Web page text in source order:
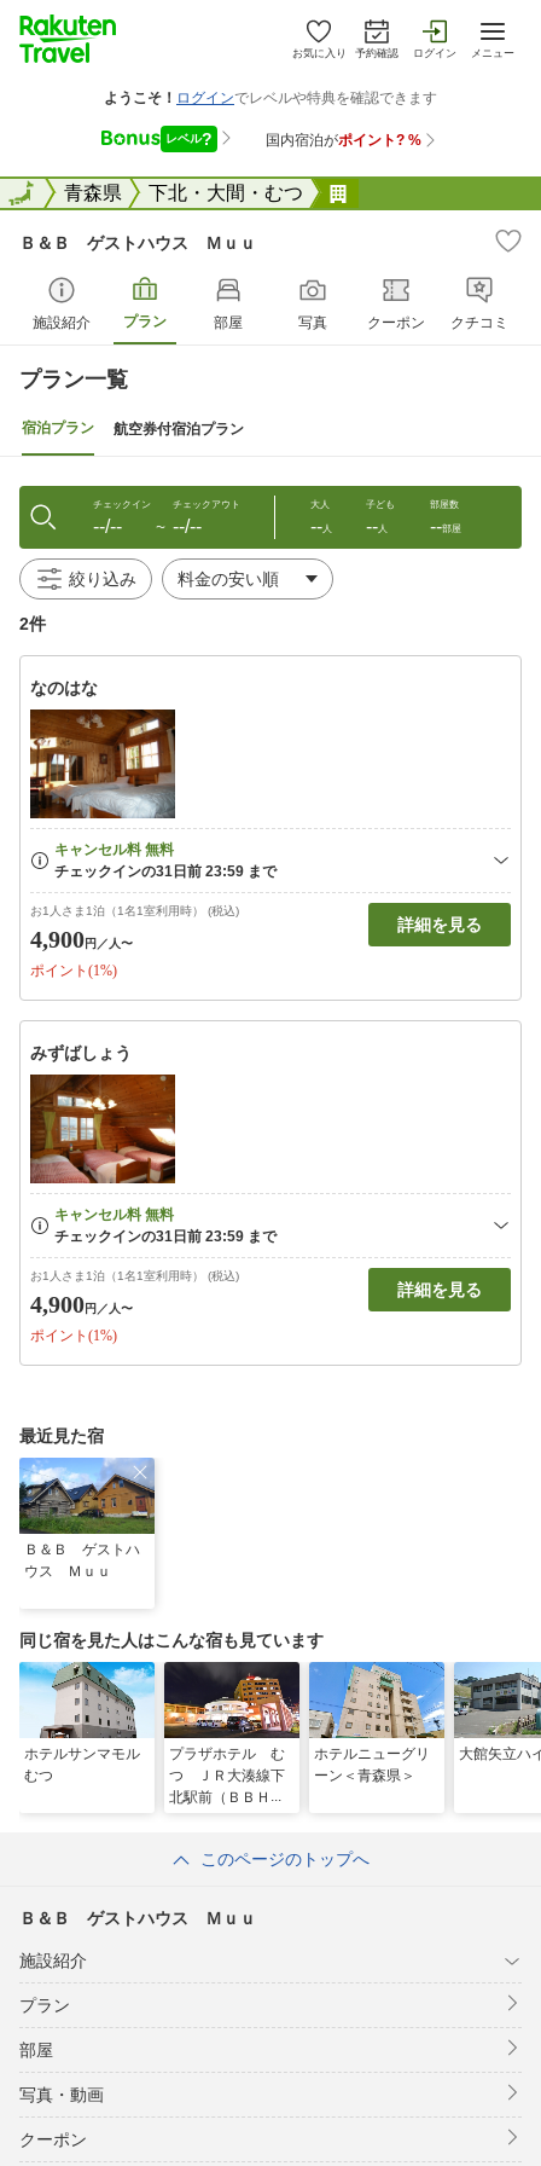
お気に入り 予約確認 ログイン メニュー
全国青森県 下北・大間・むつ
全国
Ｂ＆Ｂ ゲストハウス Ｍｕｕ
施設紹介 プラン 部屋 写真 クーポン クチコミ
プラン一覧
宿泊プラン 航空券付宿泊プラン
チェックイン
--/-- 〜
チェックアウト
--/--
大人
--人
子ども
--人
部屋数
--部屋
絞り込み
2件
なのはな
お1人さま1泊（1名1室利用時） (税込)
4,900円 ／人〜
ポイント(1%)
詳細を見る
みずばしょう
お1人さま1泊（1名1室利用時） (税込)
4,900円 ／人〜
ポイント(1%)
詳細を見る
最近見た宿
Ｂ＆Ｂ ゲストハ
ウス Ｍｕｕ
同じ宿を見た人はこんな宿も見ています
ホテルサンマモル
むつ
プラザホテル む
つ ＪＲ大湊線下
北駅前（ＢＢＨホ
ホテルニューグリ
ーン＜青森県＞
大館矢立ハ
このページのトップへ
Ｂ＆Ｂ ゲストハウス Ｍｕｕ
施設紹介
プラン
部屋
写真・動画
クーポン